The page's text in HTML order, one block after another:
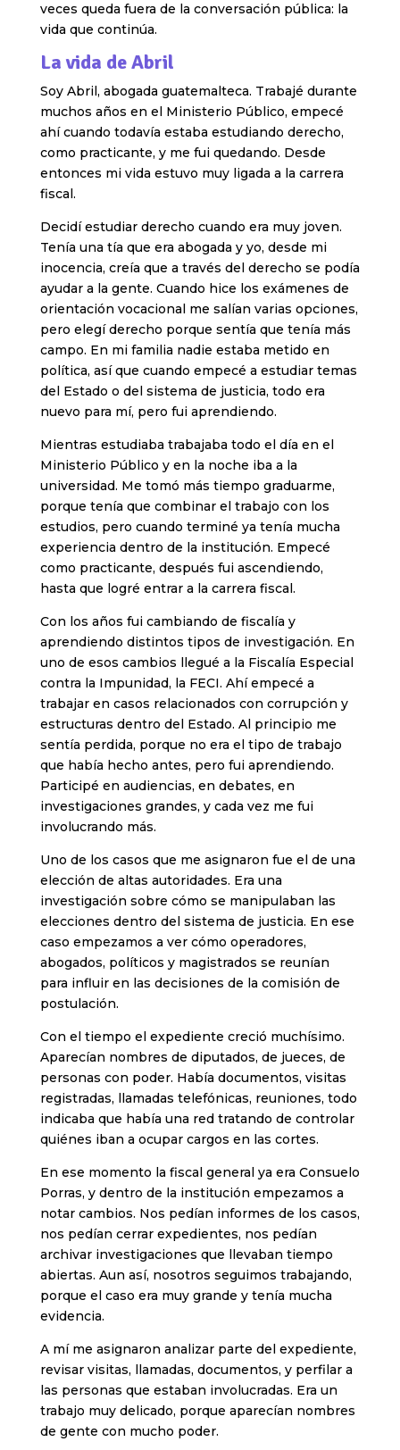
veces queda fuera de la conversación pública: la
vida que continúa.
La vida de Abril
Soy Abril, abogada guatemalteca. Trabajé durante
muchos años en el Ministerio Público, empecé
ahí cuando todavía estaba estudiando derecho,
como practicante, y me fui quedando. Desde
entonces mi vida estuvo muy ligada a la carrera
fiscal.
Decidí estudiar derecho cuando era muy joven.
Tenía una tía que era abogada y yo, desde mi
inocencia, creía que a través del derecho se podía
ayudar a la gente. Cuando hice los exámenes de
orientación vocacional me salían varias opciones,
pero elegí derecho porque sentía que tenía más
campo. En mi familia nadie estaba metido en
política, así que cuando empecé a estudiar temas
del Estado o del sistema de justicia, todo era
nuevo para mí, pero fui aprendiendo.
Mientras estudiaba trabajaba todo el día en el
Ministerio Público y en la noche iba a la
universidad. Me tomó más tiempo graduarme,
porque tenía que combinar el trabajo con los
estudios, pero cuando terminé ya tenía mucha
experiencia dentro de la institución. Empecé
como practicante, después fui ascendiendo,
hasta que logré entrar a la carrera fiscal.
Con los años fui cambiando de fiscalía y
aprendiendo distintos tipos de investigación. En
uno de esos cambios llegué a la Fiscalía Especial
contra la Impunidad, la FECI. Ahí empecé a
trabajar en casos relacionados con corrupción y
estructuras dentro del Estado. Al principio me
sentía perdida, porque no era el tipo de trabajo
que había hecho antes, pero fui aprendiendo.
Participé en audiencias, en debates, en
investigaciones grandes, y cada vez me fui
involucrando más.
Uno de los casos que me asignaron fue el de una
elección de altas autoridades. Era una
investigación sobre cómo se manipulaban las
elecciones dentro del sistema de justicia. En ese
caso empezamos a ver cómo operadores,
abogados, políticos y magistrados se reunían
para influir en las decisiones de la comisión de
postulación.
Con el tiempo el expediente creció muchísimo.
Aparecían nombres de diputados, de jueces, de
personas con poder. Había documentos, visitas
registradas, llamadas telefónicas, reuniones, todo
indicaba que había una red tratando de controlar
quiénes iban a ocupar cargos en las cortes.
En ese momento la fiscal general ya era Consuelo
Porras, y dentro de la institución empezamos a
notar cambios. Nos pedían informes de los casos,
nos pedían cerrar expedientes, nos pedían
archivar investigaciones que llevaban tiempo
abiertas. Aun así, nosotros seguimos trabajando,
porque el caso era muy grande y tenía mucha
evidencia.
A mí me asignaron analizar parte del expediente,
revisar visitas, llamadas, documentos, y perfilar a
las personas que estaban involucradas. Era un
trabajo muy delicado, porque aparecían nombres
de gente con mucho poder.